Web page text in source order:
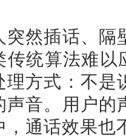
突然插话、
统算法难以
理方式：不
声音。用户
，通话效果也